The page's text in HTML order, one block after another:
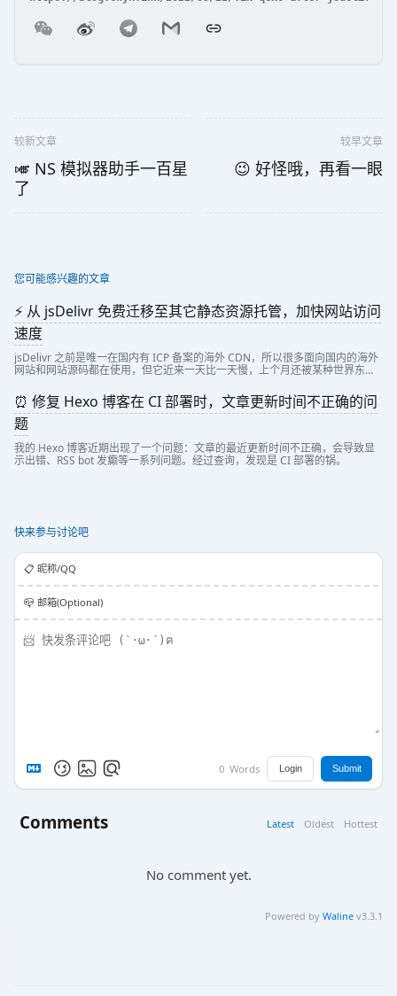
较新文章
🎺 NS 模拟器助手一百星
了
较早文章
😉 好怪哦，再看一眼
您可能感兴趣的文章
⚡ 从 jsDelivr 免费迁移至其它静态资源托管，加快网站访问
速度
jsDelivr 之前是唯一在国内有 ICP 备案的海外 CDN，所以很多面向国内的海外
网站和网站源码都在使用，但它近来一天比一天慢，上个月还被某种世界东方
⏰ 修复 Hexo 博客在 CI 部署时，文章更新时间不正确的问
题
我的 Hexo 博客近期出现了一个问题：文章的最近更新时间不正确，会导致显
示出错、RSS bot 发癫等一系列问题。经过查询，发现是 CI 部署的锅。
快来参与讨论吧
📋️ 昵称/QQ
📪 邮箱(Optional)
0 Words Login Submit
Comments Latest Oldest Hottest
No comment yet.
Powered by Waline v3.3.1